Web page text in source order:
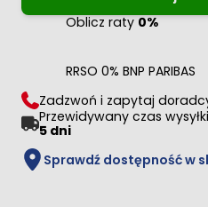
Oblicz raty0%
RRSO 0% BNP PARIBAS
Zadzwoń i zapytaj
Przewidywany czas
5 dni
Sprawdź dostępność w